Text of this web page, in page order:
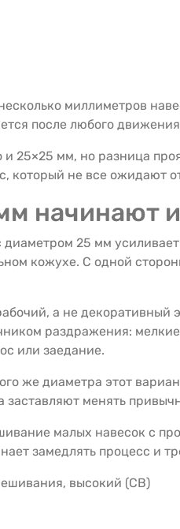
миллиметров
после любого
25×25 мм, но разница
который не все ожидают
начинают
25 мм
кожухе. С одной
а не
раздражения:
или заедание.
же диаметра этот
заставляют менять
малых навесок с
замедлять процесс и
высокий (СВ)